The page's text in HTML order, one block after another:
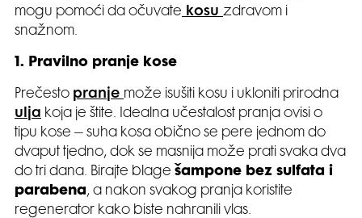
mogu pomoći da očuvate kosu zdravom i
snažnom.
1. Pravilno pranje kose
Prečesto pranje može isušiti kosu i ukloniti prirodna
ulja koja je štite. Idealna učestalost pranja ovisi o
tipu kose – suha kosa obično se pere jednom do
dvaput tjedno, dok se masnija može prati svaka dva
do tri dana. Birajte blage šampone bez sulfata i
parabena, a nakon svakog pranja koristite
regenerator kako biste nahranili vlas.